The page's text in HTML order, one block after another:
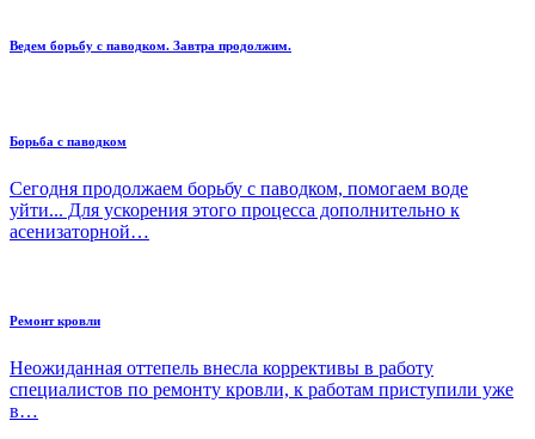
Ведем борьбу с паводком. Завтра продолжим.
Борьба с паводком
Сегодня продолжаем борьбу с паводком, помогаем воде
уйти... Для ускорения этого процесса дополнительно к
асенизаторной…
Ремонт кровли
Неожиданная оттепель внесла коррективы в работу
специалистов по ремонту кровли, к работам приступили уже
в…